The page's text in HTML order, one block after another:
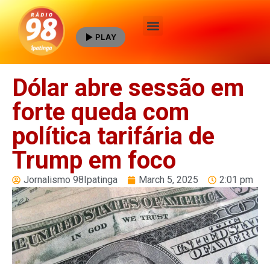
PLAY
Dólar abre sessão em
forte queda com
política tarifária de
Trump em foco
Jornalismo 98Ipatinga March 5, 2025 2:01 pm